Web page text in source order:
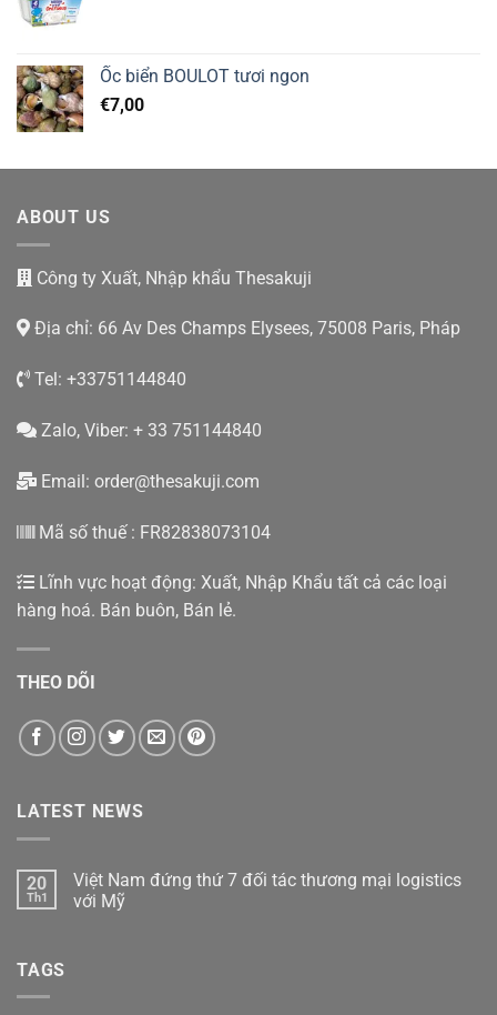
Ốc biển BOULOT tươi ngon
€7,00
ABOUT US
Công ty Xuất, Nhập khẩu Thesakuji
Địa chỉ: 66 Av Des Champs Elysees, 75008 Paris, Pháp
Tel: +33751144840
Zalo, Viber: + 33 751144840
Email: order@thesakuji.com
Mã số thuế : FR82838073104
Lĩnh vực hoạt động: Xuất, Nhập Khẩu tất cả các loại
hàng hoá. Bán buôn, Bán lẻ.
THEO DÕI
LATEST NEWS
20
Th1
Việt Nam đứng thứ 7 đối tác thương mại logistics
với Mỹ
TAGS